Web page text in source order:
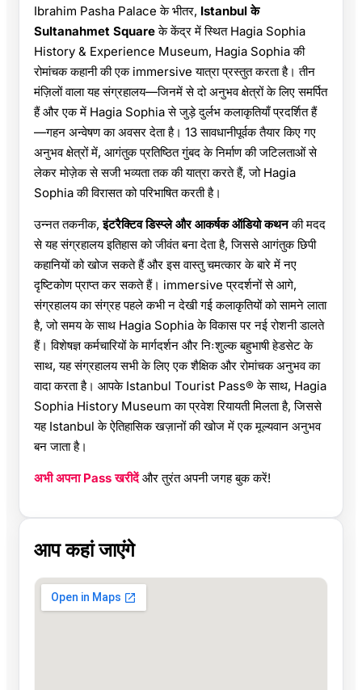
Ibrahim Pasha Palace के भीतर, Istanbul के
Sultanahmet Squareके केंद्र में स्थित Hagia Sophia
History & Experience Museum, Hagia Sophia की
रोमांचक कहानी की एक immersive यात्रा प्रस्तुत करता है। तीन
मंज़िलों वाला यह संग्रहालय—जिनमें से दो अनुभव क्षेत्रों के लिए समर्पित
हैं और एक में Hagia Sophia से जुड़े दुर्लभ कलाकृतियाँ प्रदर्शित हैं
—गहन अन्वेषण का अवसर देता है। 13 सावधानीपूर्वक तैयार किए गए
अनुभव क्षेत्रों में, आगंतुक प्रतिष्ठित गुंबद के निर्माण की जटिलताओं से
लेकर मोज़ेक से सजी भव्यता तक की यात्रा करते हैं, जो Hagia
Sophia की विरासत को परिभाषित करती है।
उन्नत तकनीक,इंटरैक्टिव डिस्प्ले और आकर्षक ऑडियो कथनकी मदद
से यह संग्रहालय इतिहास को जीवंत बना देता है, जिससे आगंतुक छिपी
कहानियों को खोज सकते हैं और इस वास्तु चमत्कार के बारे में नए
दृष्टिकोण प्राप्त कर सकते हैं। immersive प्रदर्शनों से आगे,
संग्रहालय का संग्रह पहले कभी न देखी गई कलाकृतियों को सामने लाता
है, जो समय के साथ Hagia Sophia के विकास पर नई रोशनी डालते
हैं। विशेषज्ञ कर्मचारियों के मार्गदर्शन और निःशुल्क बहुभाषी हेडसेट के
साथ, यह संग्रहालय सभी के लिए एक शैक्षिक और रोमांचक अनुभव का
वादा करता है। आपके Istanbul Tourist Pass® के साथ, Hagia
Sophia History Museum का प्रवेश रियायती मिलता है, जिससे
यह Istanbul के ऐतिहासिक खज़ानों की खोज में एक मूल्यवान अनुभव
बन जाता है।
अभी अपना Pass खरीदेंऔर तुरंत अपनी जगह बुक करें!
आप कहां जाएंगे